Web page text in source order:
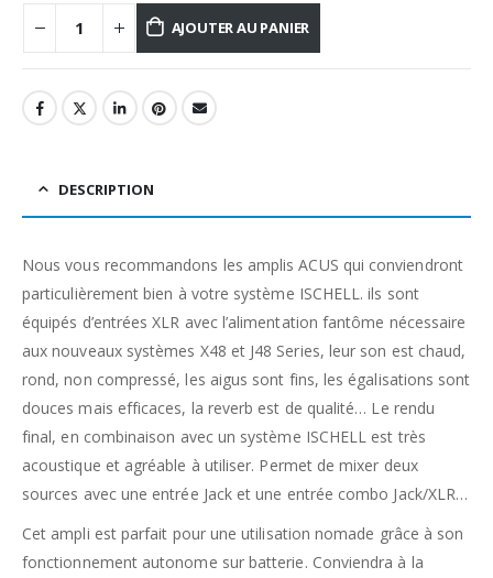
AJOUTER AU PANIER
DESCRIPTION
Nous vous recommandons les amplis ACUS qui conviendront
particulièrement bien à votre système ISCHELL. ils sont
équipés d’entrées XLR avec l’alimentation fantôme nécessaire
aux nouveaux systèmes X48 et J48 Series, leur son est chaud,
rond, non compressé, les aigus sont fins, les égalisations sont
douces mais efficaces, la reverb est de qualité… Le rendu
final, en combinaison avec un système ISCHELL est très
acoustique et agréable à utiliser. Permet de mixer deux
sources avec une entrée Jack et une entrée combo Jack/XLR…
Cet ampli est parfait pour une utilisation nomade grâce à son
fonctionnement autonome sur batterie. Conviendra à la